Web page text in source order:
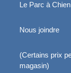
Le Parc à
Nous joindre
(Certains prix
magasin)